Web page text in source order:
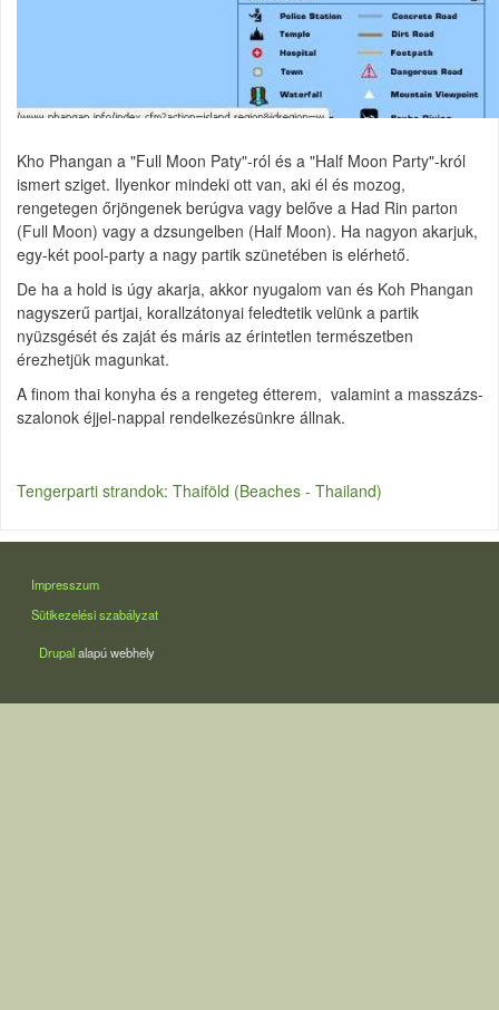
Kho Phangan a "Full Moon Paty"-ról és a "Half Moon Party"-król
ismert sziget. Ilyenkor mindeki ott van, aki él és mozog,
rengetegen őrjöngenek berúgva vagy belőve a Had Rin parton
(Full Moon) vagy a dzsungelben (Half Moon). Ha nagyon akarjuk,
egy-két pool-party a nagy partik szünetében is elérhető.
De ha a hold is úgy akarja, akkor nyugalom van és Koh Phangan
nagyszerű partjai, korallzátonyai feledtetik velünk a partik
nyüzsgését és zaját és máris az érintetlen természetben
érezhetjük magunkat.
A finom thai konyha és a rengeteg étterem, valamint a masszázs-
szalonok éjjel-nappal rendelkezésünkre állnak.
Tengerparti strandok: Thaiföld (Beaches - Thailand)
LÁBLÉC
Impresszum
Sütikezelési szabályzat
Drupalalapú webhely